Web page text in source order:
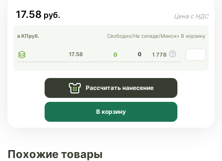
17.58
в КПруб. Свободно/На складе/Минск+ В корзину
17.58 0 0 1 778
Рассчитать нанесение
В корзину
Похожие товары